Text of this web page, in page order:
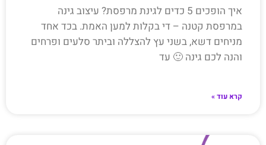
איך הופכים 5 כדים לגינת מרפסת? עיצוב גינה
במרפסת קטנה – די בקלות למען האמת. בכד אחד
מניחים דשא, בשני עץ להצללה וביתר סלעים ופרחים
והנה לכם גינה 🙂 עד
קרא עוד »